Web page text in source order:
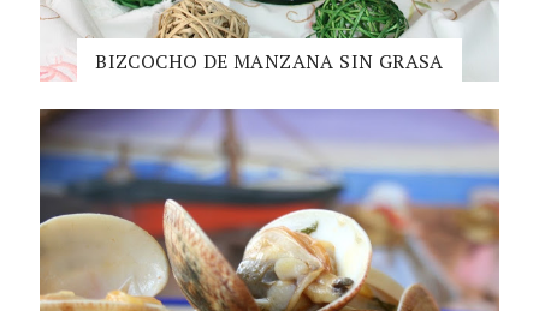
BIZCOCHO DE MANZANA SIN GRASA